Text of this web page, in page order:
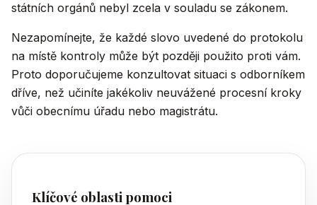
státních orgánů nebyl zcela v souladu se zákonem.
Nezapomínejte, že každé slovo uvedené do protokolu
na místě kontroly může být později použito proti vám.
Proto doporučujeme konzultovat situaci s odborníkem
dříve, než učiníte jakékoliv neuvážené procesní kroky
vůči obecnímu úřadu nebo magistrátu.
Klíčové oblasti pomoci